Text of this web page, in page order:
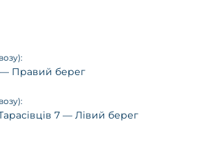
— Правий берег
7 — Лівий берег